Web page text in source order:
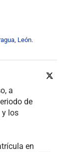
León.
a
de
y los
en